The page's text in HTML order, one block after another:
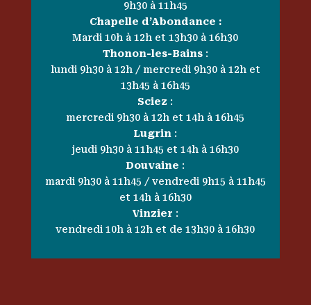
9h30 à 11h45
Chapelle d’Abondance :
Mardi 10h à 12h et 13h30 à 16h30
Thonon-les-Bains:
lundi 9h30 à 12h / mercredi 9h30 à 12h et
13h45 à 16h45
Sciez :
mercredi 9h30 à 12h et 14h à 16h45
Lugrin :
jeudi 9h30 à 11h45 et 14h à 16h30
Douvaine :
mardi 9h30 à 11h45 / vendredi 9h15 à 11h45
et 14h à 16h30
Vinzier :
vendredi 10h à 12h et de 13h30 à 16h30